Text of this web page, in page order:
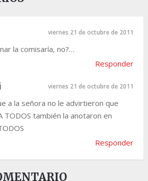
viernes 21 de octubre de 2011
la comisaría, no?…
Responder
viernes 21 de octubre de 2011
a la señora no le advirtieron que
TODOS también la anotaron en
Responder